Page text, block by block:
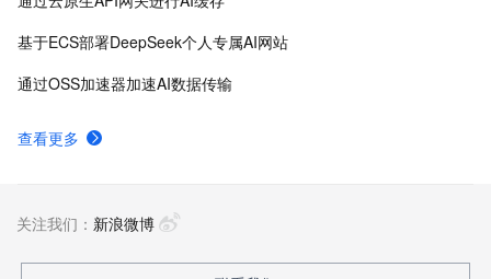
基于ECS部署DeepSeek个人专属AI网站
通过OSS加速器加速AI数据传输
查看更多
关注我们： 新浪微博